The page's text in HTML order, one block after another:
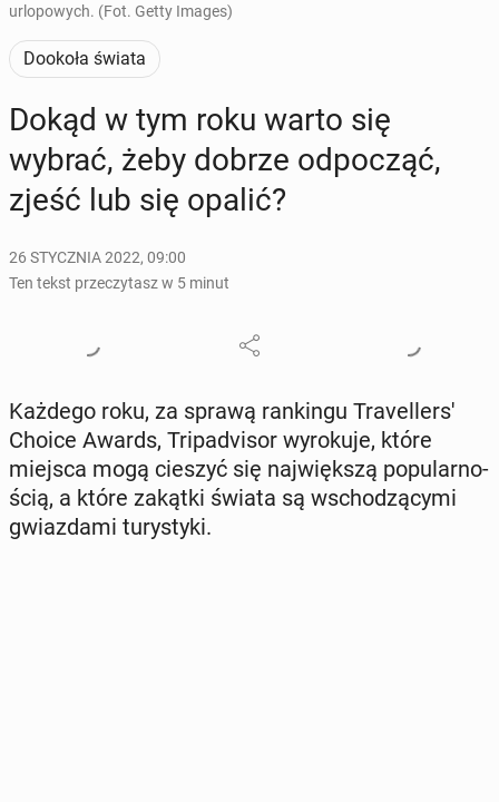
urlopowych. (Fot. Getty Images)
Dookoła świata
Dokąd w tym roku warto się
wybrać, żeby dobrze od­po­cząć,
zjeść lub się opalić?
26 STYCZNIA 2022, 09:00
Ten tekst przeczytasz w 5 minut
Każdego roku, za sprawą ran­kin­gu Tra­vel­ler­s'
Choice Awards, Tri­pa­dvi­sor wy­ro­ku­je, które
miejsca mogą cieszyć się naj­więk­szą po­pu­lar­no­
ścią, a które zakątki świata są wscho­dzą­cy­mi
gwiaz­da­mi tu­ry­sty­ki.